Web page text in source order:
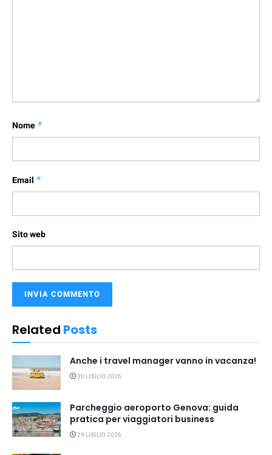
Nome *
Email *
Sito web
Related Posts
Anche i travel manager vanno in vacanza!
30 LUGLIO 2026
Parcheggio aeroporto Genova: guida
pratica per viaggiatori business
29 LUGLIO 2026